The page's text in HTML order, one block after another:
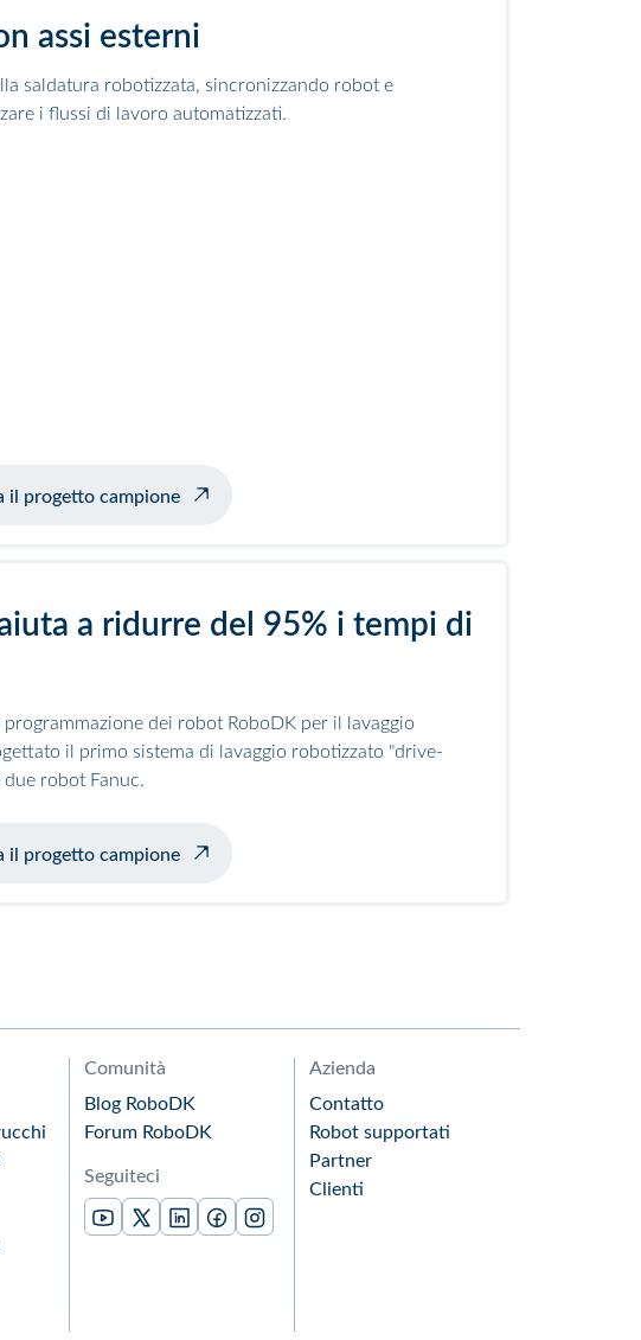
assi esterni
saldatura robotizzata, sincronizzando robot e
i flussi di lavoro automatizzati.
con posizionatore
il progetto campione
a ridurre del 95% i tempi di
dei robot RoboDK per il lavaggio
il primo sistema di lavaggio robotizzato "drive-
robot Fanuc.
degli aerei
il progetto campione
Comunità
Blog RoboDK
Forum RoboDK
Seguiteci
Azienda
Contatto
Robot supportati
Partner
Clienti